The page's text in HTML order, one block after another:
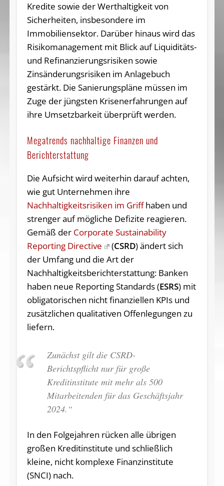
Kredite sowie der Werthaltigkeit von
Sicherheiten, insbesondere im
Immobiliensektor. Darüber hinaus wird das
Risikomanagement mit Blick auf Liquiditäts-
und Refinanzierungsrisiken sowie
Zinsänderungsrisiken im Anlagebuch
gestärkt. Die Sanierungspläne müssen im
Zuge der jüngsten Krisenerfahrungen auf
ihre Umsetzbarkeit überprüft werden.
Megatrends nachhaltige Finanzen und
Berichterstattung
Die Aufsicht wird weiterhin darauf achten,
wie gut Unternehmen ihre
Nachhaltigkeitsrisiken im Griffhaben und
strenger auf mögliche Defizite reagieren.
Gemäß der Corporate Sustainability
Reporting Directive
(CSRD) ändert sich
der Umfang und die Art der
Nachhaltigkeitsberichterstattung: Banken
haben neue Reporting Standards (ESRS) mit
obligatorischen nicht finanziellen KPIs und
zusätzlichen qualitativen Offenlegungen zu
liefern.
Zunächst gilt die CSRD-
Berichtspflicht nur für große
Kreditinstitute mit mehr als 500
Mitarbeitenden für das Geschäftsjahr
2024.“
In den Folgejahren rücken alle übrigen
großen Kreditinstitute und schließlich
kleine, nicht komplexe Finanzinstitute
(SNCI) nach.